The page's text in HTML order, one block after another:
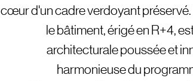
cœur d'un cadre verdoyant
le bâtiment, érigé en R+4,
architecturale poussée et
harmonieuse du